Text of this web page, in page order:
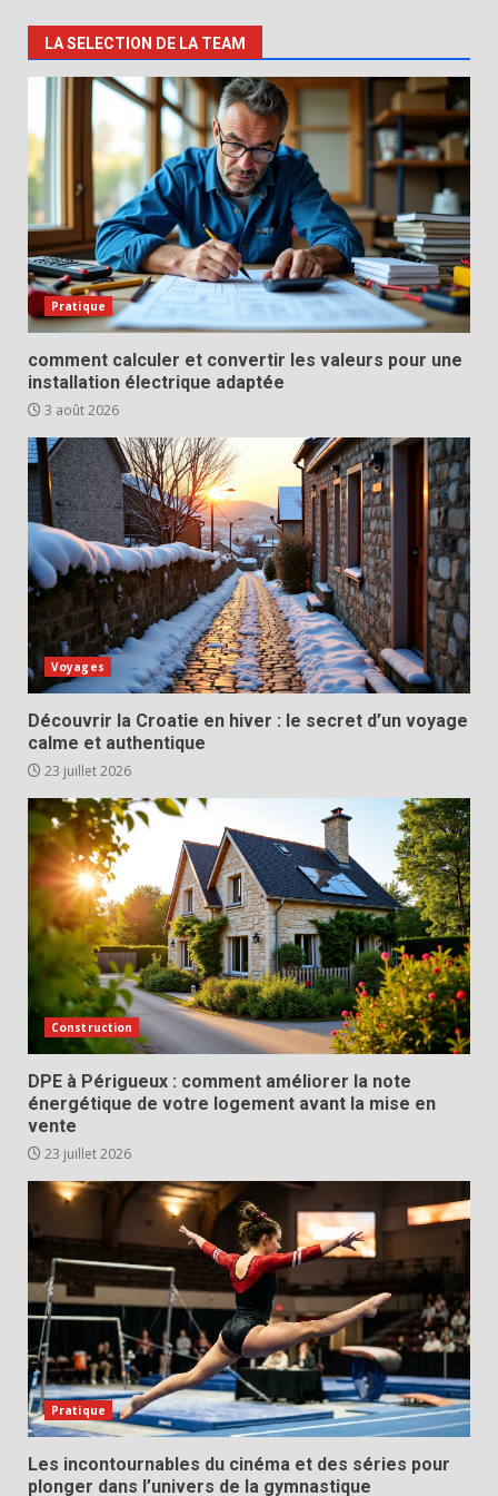
LA SELECTION DE LA TEAM
Pratique
comment calculer et convertir les valeurs pour une
installation électrique adaptée
3 août 2026
Voyages
Découvrir la Croatie en hiver : le secret d’un voyage
calme et authentique
23 juillet 2026
Construction
DPE à Périgueux : comment améliorer la note
énergétique de votre logement avant la mise en
vente
23 juillet 2026
Pratique
Les incontournables du cinéma et des séries pour
plonger dans l’univers de la gymnastique